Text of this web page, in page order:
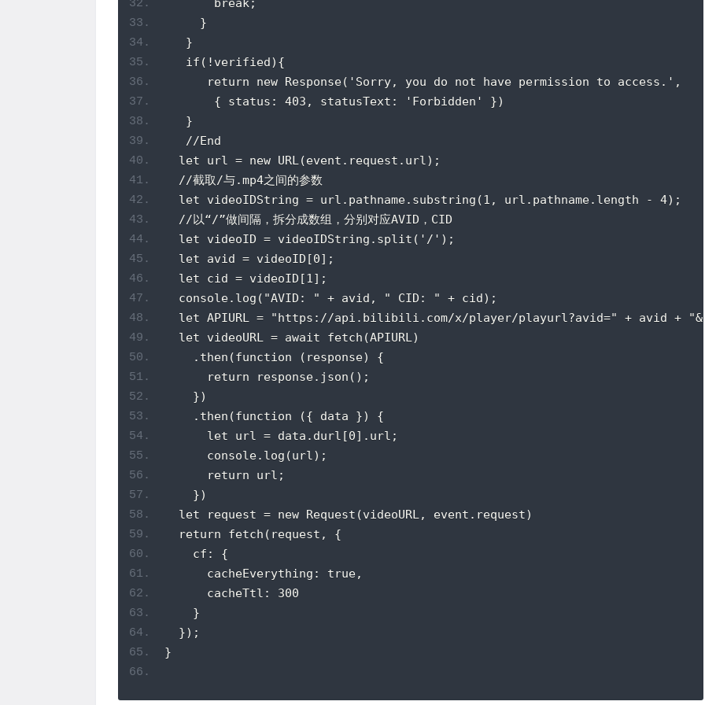
     }
   }
   if(!verified){
      return new Response('Sorry, you do not have permission to access.',
       { status: 403, statusText: 'Forbidden' })
   }
   //End
  let url = new URL(event.request.url);
  //截取/与.mp4之间的参数
  let videoIDString = url.pathname.substring(1, url.pathname.length - 4);
  //以“/”做间隔，拆分成数组，分别对应AVID，CID
  let videoID = videoIDString.split('/');
  let avid = videoID[0];
  let cid = videoID[1];
  console.log("AVID: " + avid, " CID: " + cid);
let APIURL = "https://api.bilibili.com/x/player/playurl?avid=" + avid +
  let videoURL = await fetch(APIURL)
    .then(function (response) {
      return response.json();
    })
    .then(function ({ data }) {
      let url = data.durl[0].url;
      console.log(url);
      return url;
    })
  let request = new Request(videoURL, event.request)
  return fetch(request, {
    cf: {
      cacheEverything: true,
      cacheTtl: 300
    }
  });
}